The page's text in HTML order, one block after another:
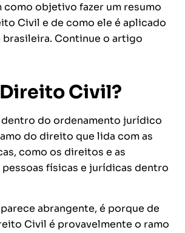
como objetivo fazer um resumo
Civil e de como ele é aplicado
brasileira. Continue o artigo
Civil?
dentro do ordenamento jurídico
do direito que lida com as
como os direitos e as
físicas e jurídicas dentro
abrangente, é porque de
Civil é provavelmente o ramo